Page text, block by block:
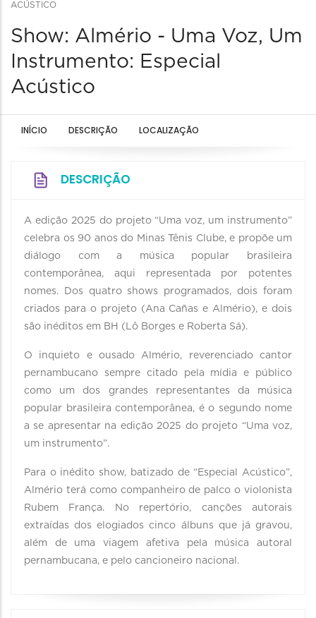
ACÚSTICO
Show: Almério - Uma Voz, Um
Instrumento: Especial
Acústico
INÍCIO DESCRIÇÃO LOCALIZAÇÃO
DESCRIÇÃO
A edição 2025 do projeto “Uma voz, um instrumento”
celebra os 90 anos do Minas Tênis Clube, e propõe um
diálogo com a música popular brasileira
contemporânea, aqui representada por potentes
nomes. Dos quatro shows programados, dois foram
criados para o projeto (Ana Cañas e Almério), e dois
são inéditos em BH (Lô Borges e Roberta Sá).
O inquieto e ousado Almério, reverenciado cantor
pernambucano sempre citado pela mídia e público
como um dos grandes representantes da música
popular brasileira contemporânea, é o segundo nome
a se apresentar na edição 2025 do projeto “Uma voz,
um instrumento”.
Para o inédito show, batizado de “Especial Acústico”,
Almério terá como companheiro de palco o violonista
Rubem França. No repertório, canções autorais
extraídas dos elogiados cinco álbuns que já gravou,
além de uma viagem afetiva pela música autoral
pernambucana, e pelo cancioneiro nacional.